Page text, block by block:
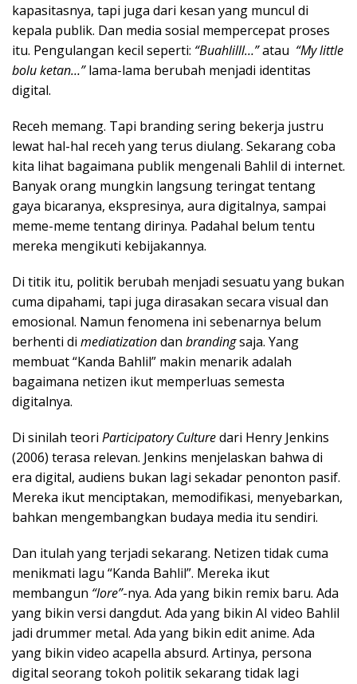
kapasitasnya, tapi juga dari kesan yang muncul di
kepala publik. Dan media sosial mempercepat proses
itu. Pengulangan kecil seperti: “Buahlilll…”atau “My little
bolu ketan…”lama-lama berubah menjadi identitas
digital.
Receh memang. Tapi branding sering bekerja justru
lewat hal-hal receh yang terus diulang. Sekarang coba
kita lihat bagaimana publik mengenali Bahlil di internet.
Banyak orang mungkin langsung teringat tentang
gaya bicaranya, ekspresinya, aura digitalnya, sampai
meme-meme tentang dirinya. Padahal belum tentu
mereka mengikuti kebijakannya.
Di titik itu, politik berubah menjadi sesuatu yang bukan
cuma dipahami, tapi juga dirasakan secara visual dan
emosional. Namun fenomena ini sebenarnya belum
berhenti di mediatizationdan brandingsaja. Yang
membuat “Kanda Bahlil” makin menarik adalah
bagaimana netizen ikut memperluas semesta
digitalnya.
Di sinilah teori Participatory Culturedari Henry Jenkins
(2006) terasa relevan. Jenkins menjelaskan bahwa di
era digital, audiens bukan lagi sekadar penonton pasif.
Mereka ikut menciptakan, memodifikasi, menyebarkan,
bahkan mengembangkan budaya media itu sendiri.
Dan itulah yang terjadi sekarang. Netizen tidak cuma
menikmati lagu “Kanda Bahlil”. Mereka ikut
membangun “lore”-nya. Ada yang bikin remix baru. Ada
yang bikin versi dangdut. Ada yang bikin AI video Bahlil
jadi drummer metal. Ada yang bikin edit anime. Ada
yang bikin video acapella absurd. Artinya, persona
digital seorang tokoh politik sekarang tidak lagi